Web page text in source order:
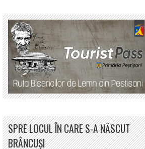
SPRE LOCUL ÎN CARE S-A NĂSCUT
BRÂNCUȘI